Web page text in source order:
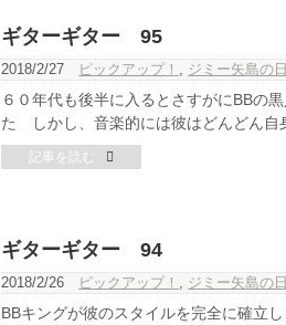
ギターギター 95
2018/2/27 ピックアップ！ , ジミー矢島の
６０年代も後半に入るとさすがにBBの
た しかし、音楽的には彼はどんどん自
記事を読む
ギターギター 94
2018/2/26 ピックアップ！ , ジミー矢島の
BBキングが彼のスタイルを完全に確立